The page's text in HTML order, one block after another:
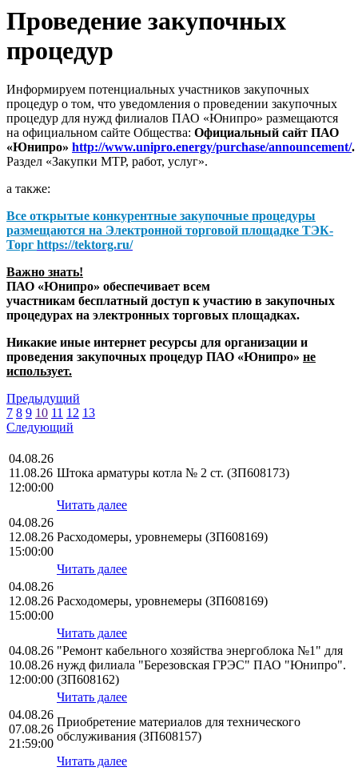
Проведение закупочных
процедур
Информируем потенциальных участников закупочных
процедур о том, что уведомления о проведении закупочных
процедур для нужд филиалов ПАО «Юнипро» размещаются
на официальном сайте Общества: Официальный сайт ПАО
«Юнипро» http://www.unipro.energy/purchase/announcement/.
Раздел «Закупки МТР, работ, услуг».
а также:
Все открытые конкурентные закупочные процедуры
размещаются на Электронной торговой площадке ТЭК-
Торг https://tektorg.ru/
Важно знать!
ПАО «Юнипро» обеспечивает всем
участникам бесплатный доступ к участию в закупочных
процедурах на электронных торговых площадках.
Никакие иные интернет ресурсы для организации и
проведения закупочных процедур ПАО «Юнипро» не
использует.
Предыдущий
7 8 9 10 11 12 13
Следующий
04.08.26
11.08.26
12:00:00
Штока арматуры котла № 2 ст. (ЗП608173)
Читать далее
04.08.26
12.08.26
15:00:00
Расходомеры, уровнемеры (ЗП608169)
Читать далее
04.08.26
12.08.26
15:00:00
Расходомеры, уровнемеры (ЗП608169)
Читать далее
04.08.26
10.08.26
12:00:00
"Ремонт кабельного хозяйства энергоблока №1" для
нужд филиала "Березовская ГРЭС" ПАО "Юнипро".
(ЗП608162)
Читать далее
04.08.26
07.08.26
21:59:00
Приобретение материалов для технического
обслуживания (ЗП608157)
Читать далее